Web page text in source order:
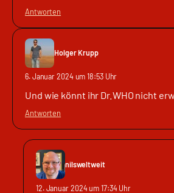
Antworten
Holger Krupp
6. Januar 2024 um 18:53 Uhr
Und wie könnt ihr Dr.WHO nicht
Antworten
nilsweltweit
12. Januar 2024 um 17:34 Uhr